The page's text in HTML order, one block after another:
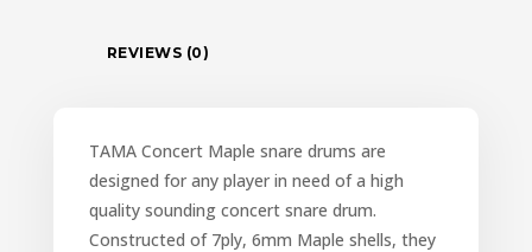
REVIEWS (0)
TAMA Concert Maple snare drums are
designed for any player in need of a high
quality sounding concert snare drum.
Constructed of 7ply, 6mm Maple shells, they